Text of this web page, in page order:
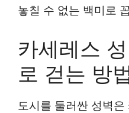
놓칠 수 없는 백미로
카세레스
로 걷는 방
도시를 둘러싼 성벽